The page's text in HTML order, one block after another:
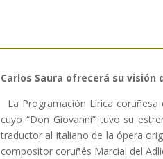
Carlos Saura ofrecerá su visión
La Programación Lírica
cuyo “Don Giovanni” tuvo su
traductor al italiano de la ópera
compositor coruñés Marcial del